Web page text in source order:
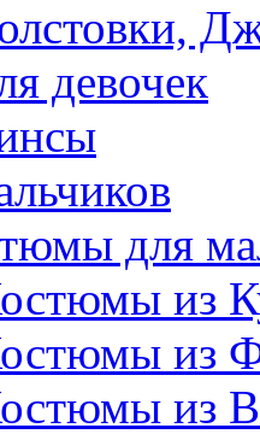
девочек
для
из
из
из